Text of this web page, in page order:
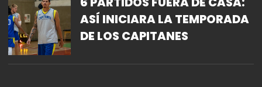
ASÍ INICIARA LA TEMPORADA
DE LOS CAPITANES